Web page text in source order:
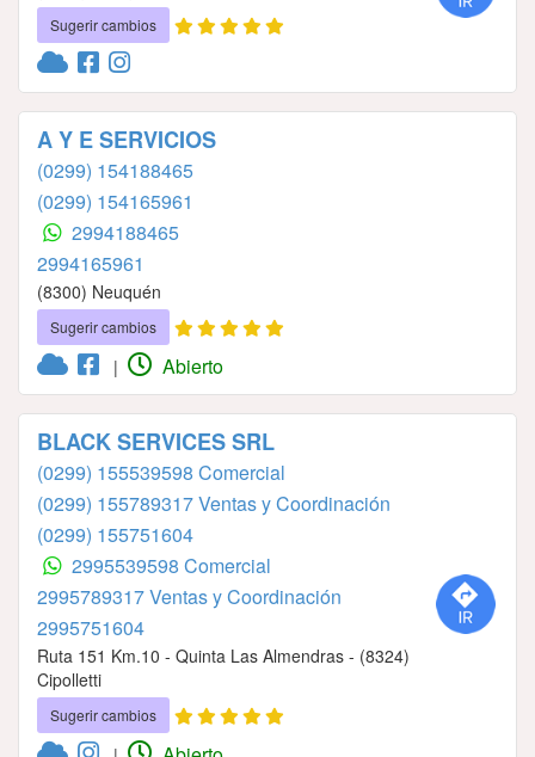
Sugerir cambios
A Y E SERVICIOS
(0299) 154188465
(0299) 154165961
2994188465
2994165961
(8300) Neuquén
Sugerir cambios
| Abierto
BLACK SERVICES SRL
(0299) 155539598 Comercial
(0299) 155789317 Ventas y Coordinación
(0299) 155751604
2995539598 Comercial
2995789317 Ventas y Coordinación
2995751604
Ruta 151 Km.10 - Quinta Las Almendras - (8324)
Cipolletti
Sugerir cambios